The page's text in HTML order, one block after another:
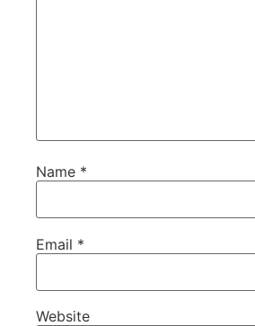
Name *
Email *
Website